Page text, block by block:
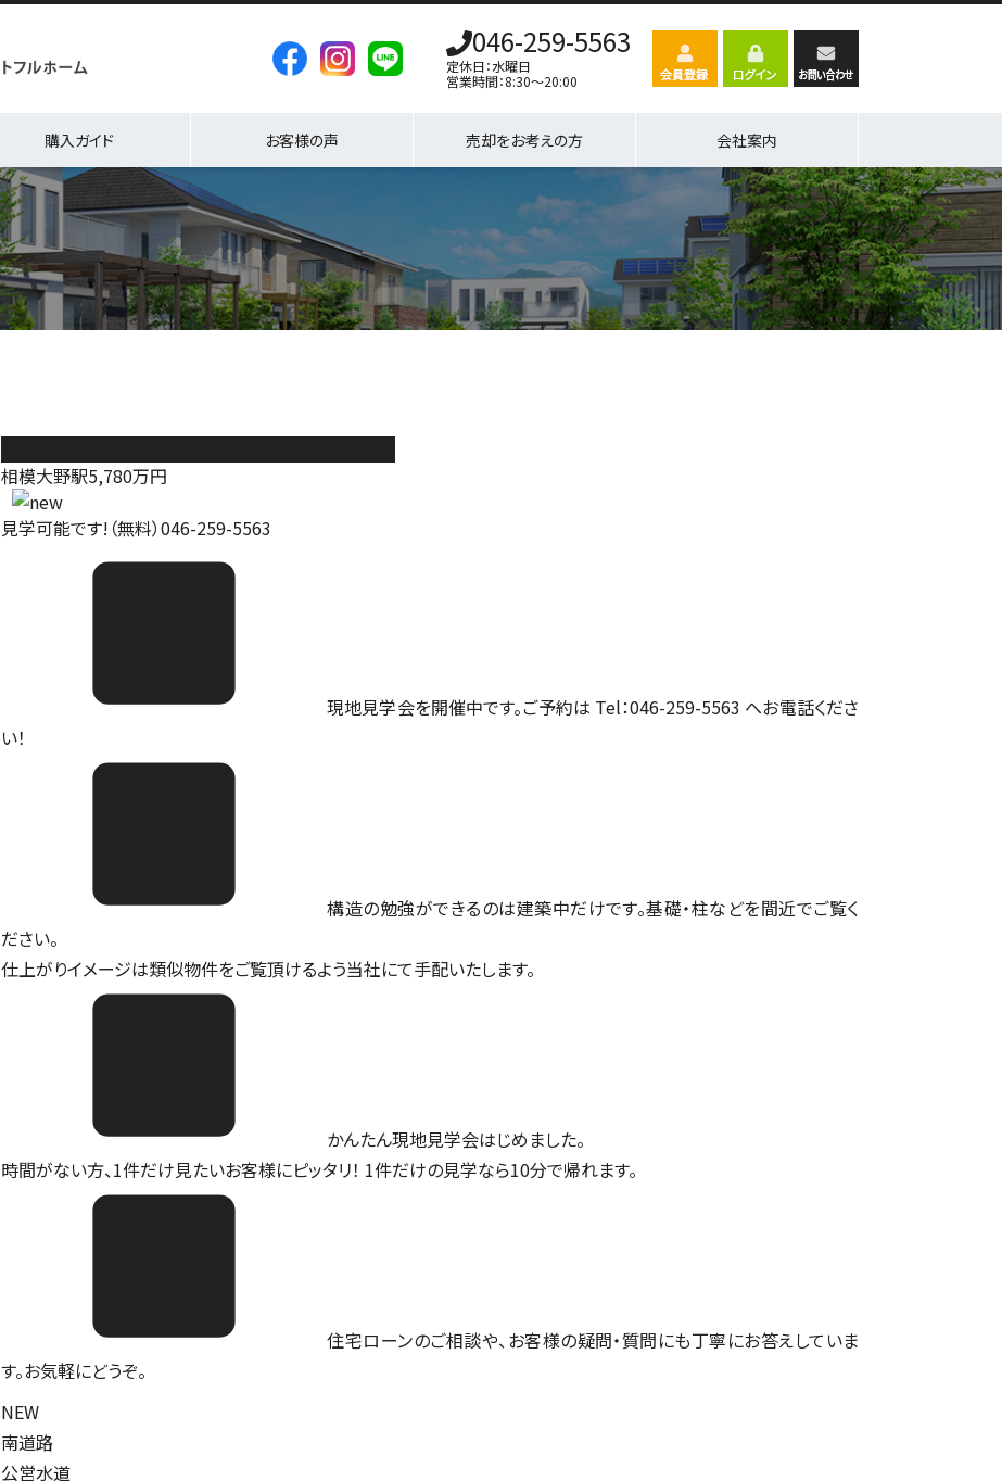
046-259-5563
定休日：水曜日
営業時間：8:30～20:00
購入ガイド お客様の声 売却をお考えの方 会社案内
相模大野駅5,780万円
見学可能です!（無料）046-259-5563
現地見学会を開催中です。ご予約は Tel：046-259-5563 へお電話くださ
い！
構造の勉強ができるのは建築中だけです。基礎・柱などを間近でご覧く
ださい。
仕上がりイメージは類似物件をご覧頂けるよう当社にて手配いたします。
かんたん現地見学会はじめました。
時間がない方、1件だけ見たいお客様にピッタリ！ 1件だけの見学なら10分で帰れます。
住宅ローンのご相談や、お客様の疑問・質問にも丁寧にお答えしていま
す。お気軽にどうぞ。
NEW
南道路
公営水道